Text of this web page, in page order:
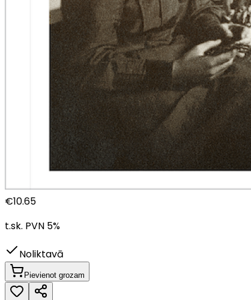
€10.65
t.sk. PVN 5%
Noliktavā
Pievienot grozam